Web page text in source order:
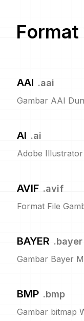
AAI .aai
Gambar AAI
AI .ai
Adobe Illustrator
AVIF .avif
Format File
BAYER .bayer
Gambar Bayer
BMP .bmp
Gambar bitmap